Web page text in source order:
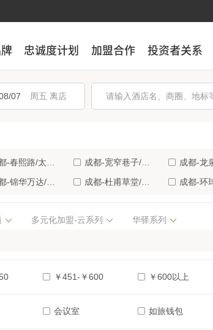
忠诚度计划 加盟合作 投资者关系
忠诚度计划 加盟合作 投资者关系
离店
熙路/太古里商业区(5) 成都-宽窄巷子/中医学院附近地区(5) 成都-龙泉驿地区/
华万达/四川师范大学(4) 成都-杜甫草堂/省人民医院(3) 成都-环球中心/世
侨城欢乐谷/西南交大(1) 成都-新都大学城(1)
多元化加盟-云系列 华驿系列
￥451-￥600 ￥600以上
会议室 如旅钱包